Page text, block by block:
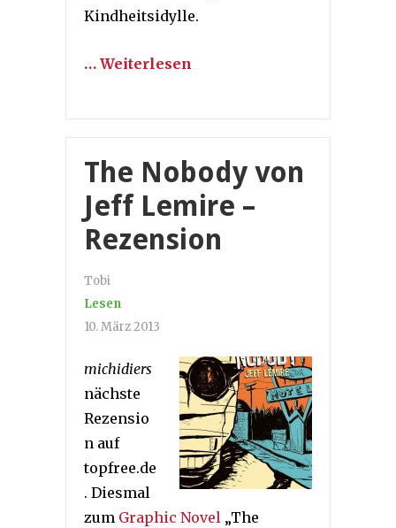
Kindheitsidylle.
… Weiterlesen
The Nobody von
Jeff Lemire –
Rezension
Tobi
Lesen
10. März 2013
michidiers
nächste
Rezensio
n auf
topfree.de
. Diesmal
zum Graphic Novel „The